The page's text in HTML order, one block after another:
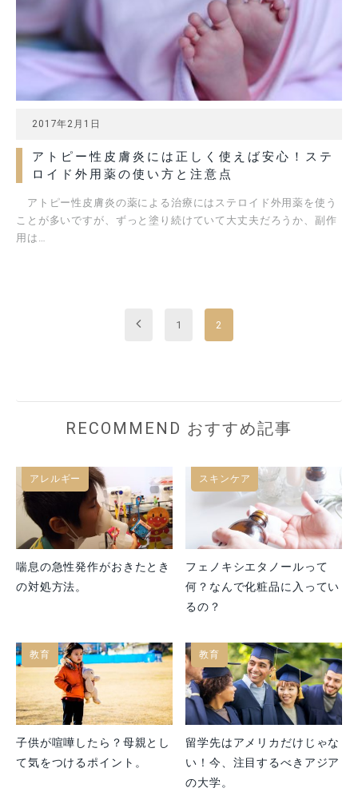
2017年2月1日
アトピー性皮膚炎には正しく使えば安心！ステ
ロイド外用薬の使い方と注意点
アトピー性皮膚炎の薬による治療にはステロイド外用薬を使う
ことが多いですが、ずっと塗り続けていて大丈夫だろうか、副作
用は…
Previous1 2
RECOMMEND おすすめ記事
アレルギー
喘息の急性発作がおきたとき
の対処方法。
スキンケア
フェノキシエタノールって
何？なんで化粧品に入ってい
るの？
教育
子供が喧嘩したら？母親とし
て気をつけるポイント。
教育
留学先はアメリカだけじゃな
い！今、注目するべきアジア
の大学。